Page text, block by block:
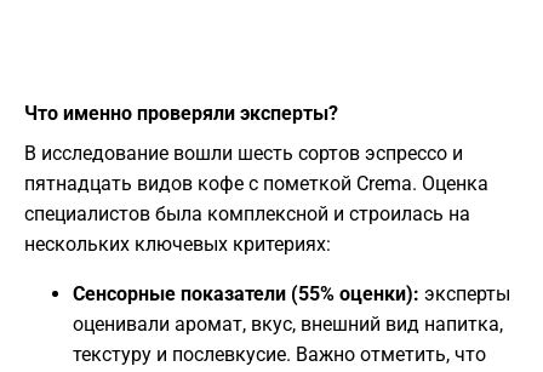
​Что именно проверяли эксперты?
​В исследование вошли шесть сортов эспрессо и
пятнадцать видов кофе с пометкой Crema. Оценка
специалистов была комплексной и строилась на
нескольких ключевых критериях:
Сенсорные показатели (55% оценки): эксперты
оценивали аромат, вкус, внешний вид напитка,
текстуру и послевкусие. Важно отметить, что